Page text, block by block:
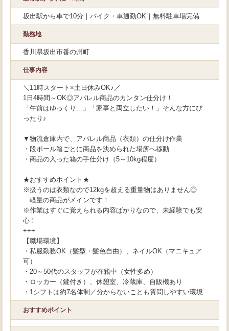
坂出駅から車で10分｜バイク・車通勤OK｜無料駐車場完備
勤務地
香川県坂出市番の州町
仕事内容
＼11時スタート×土日休みOK♪／
1日4時間～OK◎アパレル商品のカンタン仕分け！
「午前はゆっくり…」「家事と両立したい！」そんな方にぴ
ったり♪
▼物流倉庫内で、アパレル商品（衣類）の仕分け作業
・段ボール箱ごとに商品を決められた場所へ移動
・商品の入った箱の手仕分け（5～10kg程度）
★おすすめポイント★
※扱うのは衣類なので12kgを超える重量物はありません◎
軽量の商品がメインです！
※作業はすぐに覚えられる内容ばかりなので、未経験でも安
心！
+++
【職場環境】
・私服勤務OK（髪型・髪色自由）、ネイルOK（マニキュア
可）
・20～50代のスタッフが在籍中（女性多め）
・ロッカー（鍵付き）、休憩室、冷蔵庫、自販機あり
・1シフトは約7名体制／分からないことも質問しやすい環境
おすすめポイント